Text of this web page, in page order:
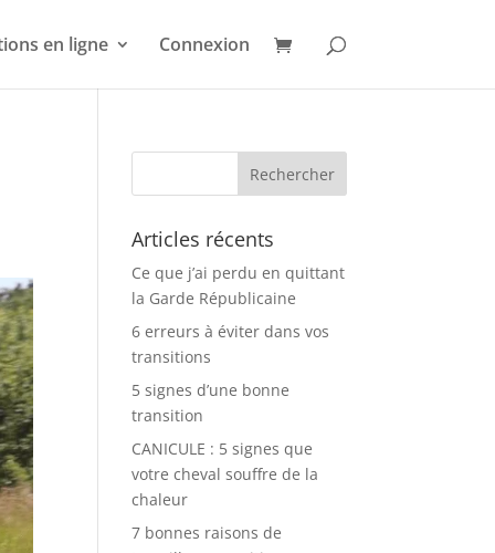
en ligne Connexion
Articles récents
Ce que j’ai perdu en quittant
la Garde Républicaine
6 erreurs à éviter dans vos
transitions
5 signes d’une bonne
transition
CANICULE : 5 signes que
votre cheval souffre de la
chaleur
7 bonnes raisons de